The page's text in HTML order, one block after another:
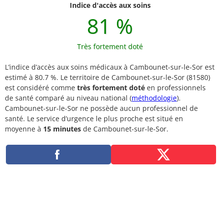
Indice d'accès aux soins
81 %
Très fortement doté
L’indice d’accès aux soins médicaux à Cambounet-sur-le-Sor est
estimé à 80.7 %. Le territoire de Cambounet-sur-le-Sor (81580)
est considéré comme très fortement doté en professionnels
de santé comparé au niveau national (méthodologie).
Cambounet-sur-le-Sor ne possède aucun professionnel de
santé. Le service d’urgence le plus proche est situé en
moyenne à 15 minutes de Cambounet-sur-le-Sor.